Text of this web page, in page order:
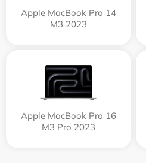
Apple MacBook Pro 14
M3 2023
Apple MacBook Pro 16
M3 Pro 2023